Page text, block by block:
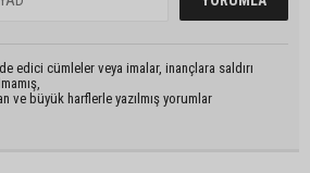
edici cümleler veya imalar, inançlara saldırı
ve büyük harflerle yazılmış yorumlar